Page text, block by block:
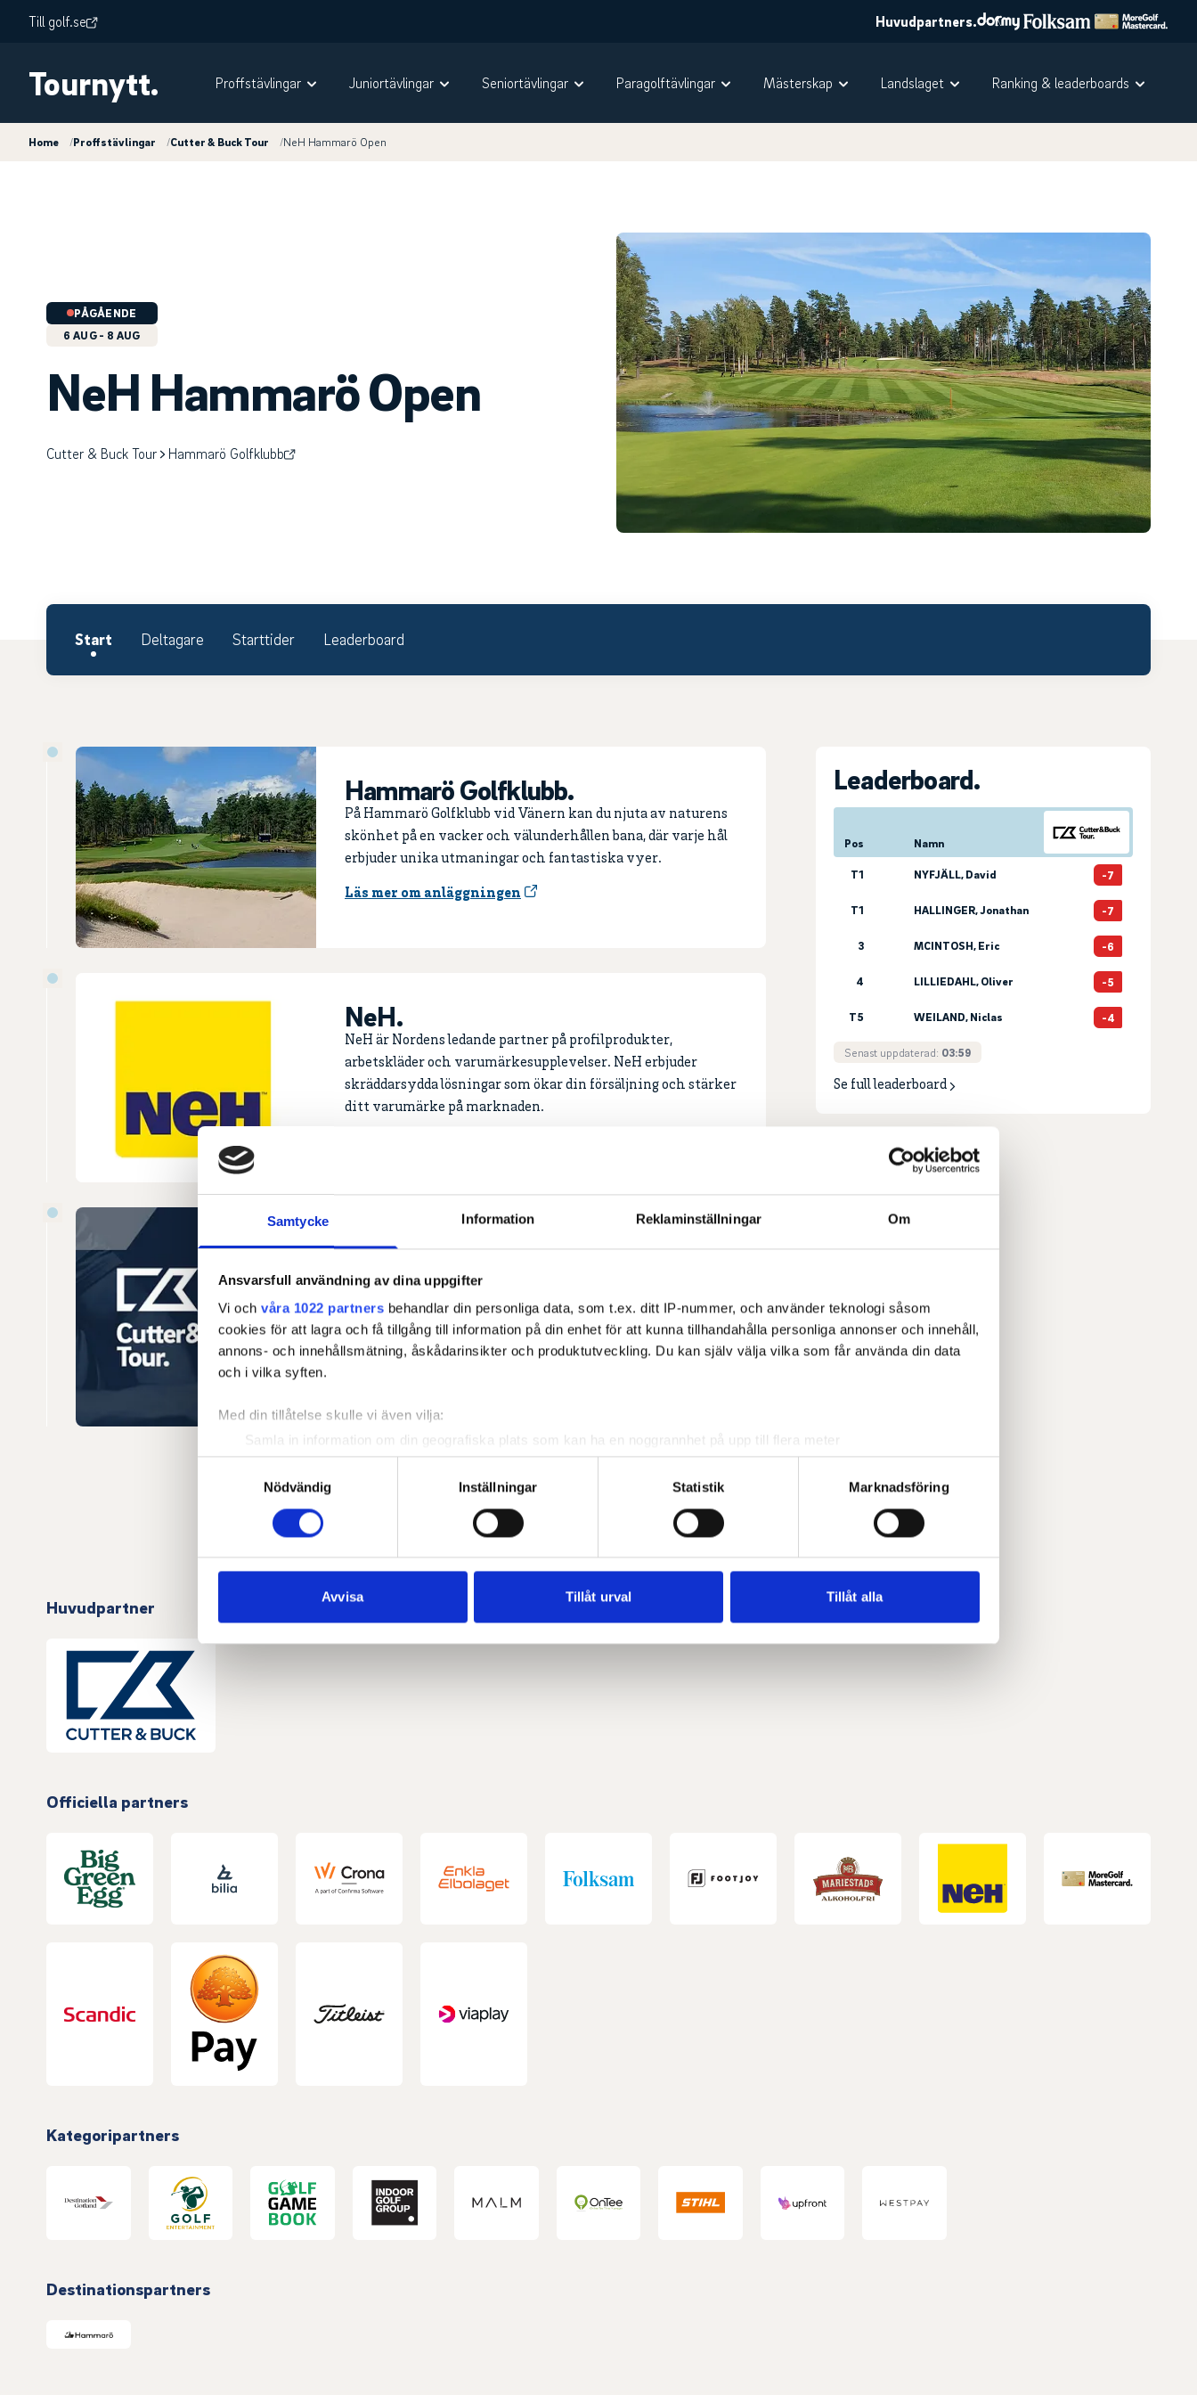
Samtycke Information Reklaminställningar Om
Ansvarsfull användning av dina uppgifter
Vi och våra 1022 partners behandlar din personliga data, som t.ex. ditt IP-nummer, och använder teknologi såsom
cookies för att lagra och få tillgång till information på din enhet för att kunna tillhandahålla personliga annonser och innehåll,
annons- och innehållsmätning, åskådarinsikter och produktutveckling. Du kan själv välja vilka som får använda din data
och i vilka syften.
Med din tillåtelse skulle vi även vilja:
Samla in information om din geografiska plats som kan ha en noggrannhet på upp till flera meter
Identifiera din enhet genom att aktivt skanna den för specifika kännetecken (fingeravtryck)
Ta reda på mer om hur dina personliga uppgifter behandlas och ställ in dina preferenser i
detaljsektionen. Du kan ändra
eller dra tillbaka ditt samtycke när som helst från cookie-förklaringen.
sociala medier och analysera vår trafik. Vi vidarebefordrar även sådana identifierare och annan information från din enhet
till de sociala medier och annons- och analysföretag som vi samarbetar med. Dessa kan i sin tur kombinera informationen
Nödvändig
Inställningar Statistik Marknadsföring
Avvisa Tillåt urval Tillåt alla
Till golf.se Huvudpartners.
Tournytt. Proffstävlingar Juniortävlingar Seniortävlingar Paragolftävlingar Mästerskap Landslaget Ranking & leaderboards
Home /Proffstävlingar /Cutter & Buck Tour /NeH Hammarö Open
PÅGÅENDE
6 AUG- 8 AUG
NeH Hammarö Open
Cutter & Buck Tour Hammarö Golfklubb
Start Deltagare Starttider Leaderboard
Hammarö Golfklubb.
På Hammarö Golfklubb vid Vänern kan du njuta av naturens
skönhet på en vacker och välunderhållen bana, där varje hål
erbjuder unika utmaningar och fantastiska vyer.
Läs mer om anläggningen
NeH.
NeH är Nordens ledande partner på profilprodukter,
arbetskläder och varumärkesupplevelser. NeH erbjuder
skräddarsydda lösningar som ökar din försäljning och stärker
ditt varumärke på marknaden.
Cutter & Buck Tour.
Cutter & Buck Tour är den högsta proffstouren för herrar i
nordiska sattelittouren Nordic Golf League. De fem högst
placerade spelarna på Nordic Golf Leagues Order of Merit
Leaderboard.
Pos Namn
T1 NYFJÄLL, David -7
T1 HALLINGER, Jonathan -7
3 MCINTOSH, Eric -6
4 LILLIEDAHL, Oliver -5
T5 WEILAND, Niclas -4
Senast uppdaterad: 03:59
Se full leaderboard
Huvudpartner
Officiella partners
Kategoripartners
Destinationspartners